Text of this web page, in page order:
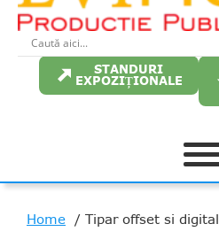
STANDURI
EXPOZIȚIONALE
Home Tipar offset si digital